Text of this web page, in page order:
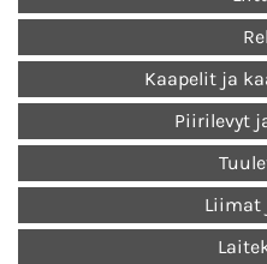
Kaapelit ja
Piirilevyt
Liimat